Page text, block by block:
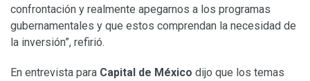
confrontación y realmente apegarnos a los programas
gubernamentales y que estos comprendan la necesidad de
la inversión”, refirió.
En entrevista para Capital de México dijo que los temas